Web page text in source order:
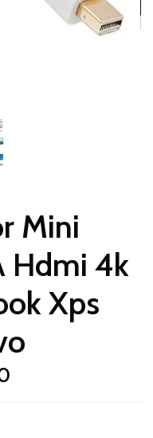
Mini
Hdmi 4k
Xps